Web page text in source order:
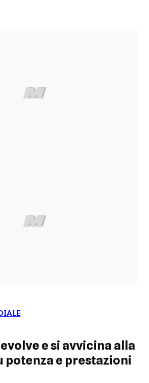
e si avvicina alla
potenza e prestazioni